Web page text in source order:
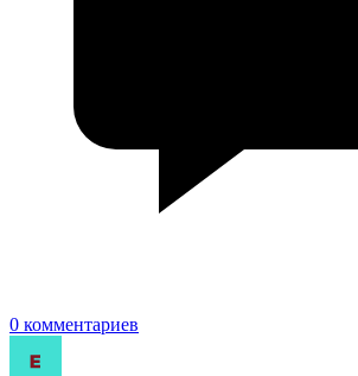
0 комментариев